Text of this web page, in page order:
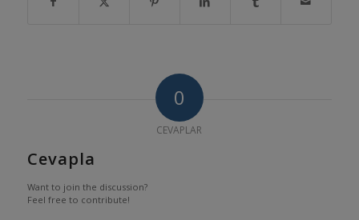
0
CEVAPLAR
Cevapla
Want to join the discussion?
Feel free to contribute!